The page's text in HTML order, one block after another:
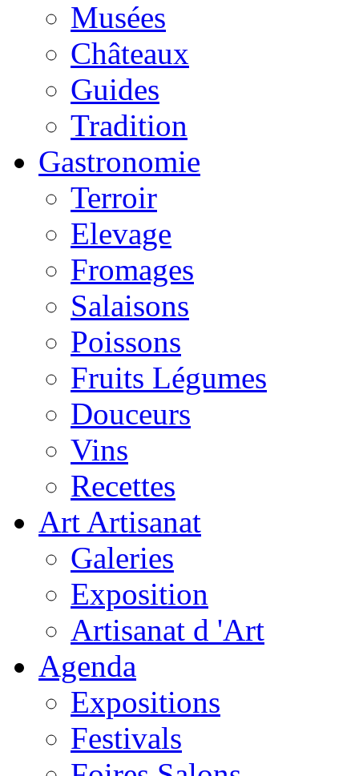
Musées
Châteaux
Guides
Tradition
Gastronomie
Terroir
Elevage
Fromages
Salaisons
Poissons
Fruits Légumes
Douceurs
Vins
Recettes
Art Artisanat
Galeries
Exposition
Artisanat d 'Art
Agenda
Expositions
Festivals